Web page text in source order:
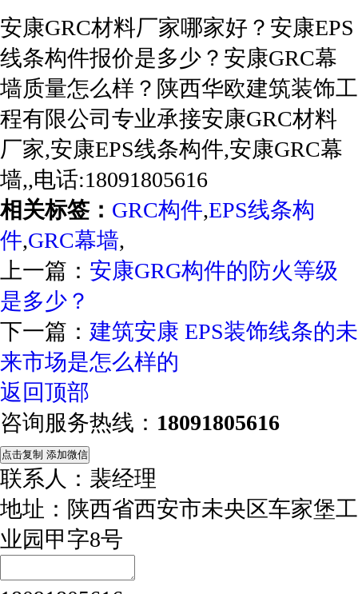
安康GRC材料厂家哪家好？安康EPS
线条构件报价是多少？安康GRC幕
墙质量怎么样？陕西华欧建筑装饰工
程有限公司专业承接安康GRC材料
厂家,安康EPS线条构件,安康GRC幕
墙,,电话:18091805616
相关标签： GRC构件,EPS线条构
件,GRC幕墙,
上一篇： 安康GRG构件的防火等级
是多少？
下一篇： 建筑安康 EPS装饰线条的未
来市场是怎么样的
返回顶部
咨询服务热线： 18091805616
点击复制 添加微信
联系人：裴经理
地址：陕西省西安市未央区车家堡工
业园甲字8号